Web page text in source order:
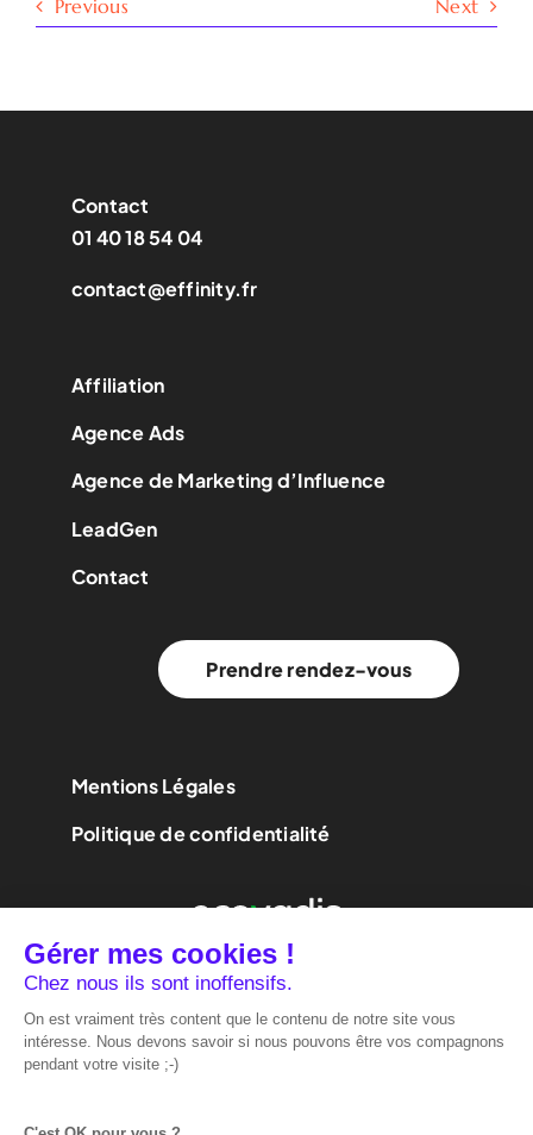
Previous Next
Contact
01 40 18 54 04
contact@effinity.fr
Affiliation
Agence Ads
Agence de Marketing d’Influence
LeadGen
Contact
Prendre rendez-vous
Mentions Légales
Politique de confidentialité
We are